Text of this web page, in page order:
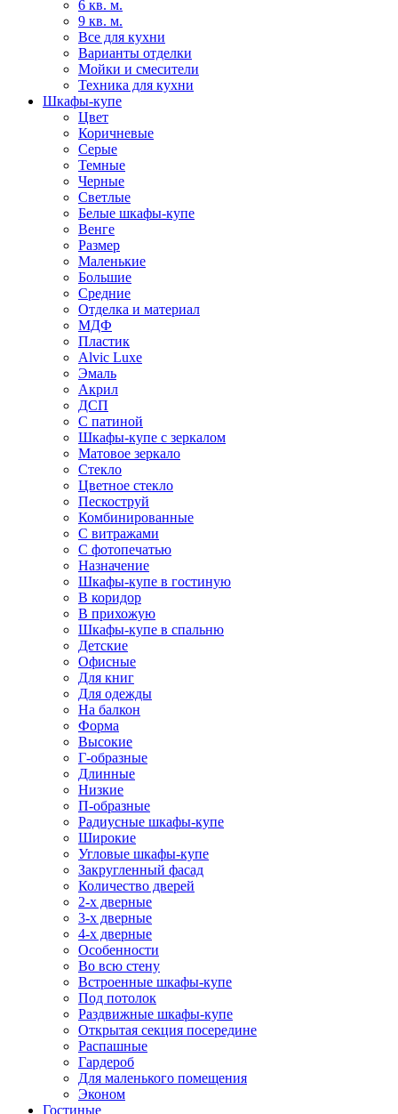
6 кв. м.
9 кв. м.
Все для кухни
Варианты отделки
Мойки и смесители
Техника для кухни
Шкафы-купе
Цвет
Коричневые
Серые
Темные
Черные
Светлые
Белые шкафы-купе
Венге
Размер
Маленькие
Большие
Средние
Отделка и материал
МДФ
Пластик
Alvic Luxe
Эмаль
Акрил
ДСП
С патиной
Шкафы-купе с зеркалом
Матовое зеркало
Стекло
Цветное стекло
Пескоструй
Комбинированные
С витражами
С фотопечатью
Назначение
Шкафы-купе в гостиную
В коридор
В прихожую
Шкафы-купе в спальню
Детские
Офисные
Для книг
Для одежды
На балкон
Форма
Высокие
Г-образные
Длинные
Низкие
П-образные
Радиусные шкафы-купе
Широкие
Угловые шкафы-купе
Закругленный фасад
Количество дверей
2-х дверные
3-х дверные
4-х дверные
Особенности
Во всю стену
Встроенные шкафы-купе
Под потолок
Раздвижные шкафы-купе
Открытая секция посередине
Распашные
Гардероб
Для маленького помещения
Эконом
Гостиные